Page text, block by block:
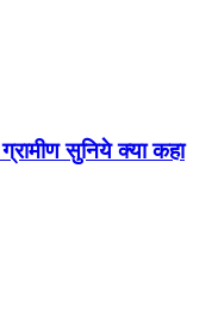
सुनिये क्या कहा